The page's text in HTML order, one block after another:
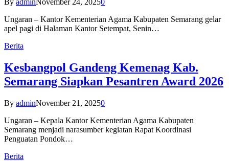
By adminNovember 24, 20250
Ungaran – Kantor Kementerian Agama Kabupaten Semarang gelar
apel pagi di Halaman Kantor Setempat, Senin…
Berita
Kesbangpol Gandeng Kemenag Kab.
Semarang Siapkan Pesantren Award 2026
By adminNovember 21, 20250
Ungaran – Kepala Kantor Kementerian Agama Kabupaten
Semarang menjadi narasumber kegiatan Rapat Koordinasi
Penguatan Pondok…
Berita